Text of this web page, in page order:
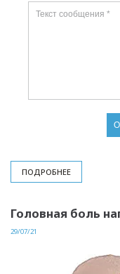
ПОДРОБНЕЕ
Головная боль
29/07/21